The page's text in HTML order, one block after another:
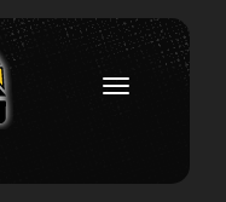
Toggle